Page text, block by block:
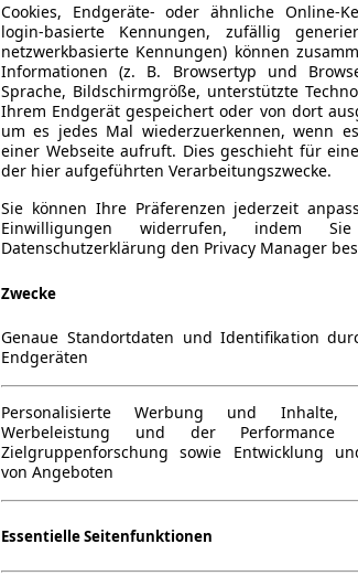
Cookies, Endgeräte- oder ähnliche Online-
login-basierte Kennungen, zufällig
netzwerkbasierte Kennungen) können
Informationen (z. B. Browsertyp und
Sprache, Bildschirmgröße, unterstützte
Ihrem Endgerät gespeichert oder von dort
um es jedes Mal wiederzuerkennen, wenn
einer Webseite aufruft. Dies geschieht für
der hier aufgeführten Verarbeitungszwecke.
Sie können Ihre Präferenzen jederzeit
Einwilligungen widerrufen, indem
Datenschutzerklärung den Privacy Manager
Zwecke
Genaue Standortdaten und Identifikation
Endgeräten
Personalisierte Werbung und Inhalte,
Werbeleistung und der Performance
Zielgruppenforschung sowie Entwicklung
von Angeboten
Essentielle Seitenfunktionen